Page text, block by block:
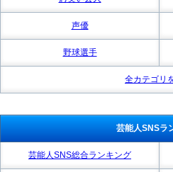
声優
野球選手
全カテゴリ
芸能人SNSラ
芸能人SNS総合ランキング